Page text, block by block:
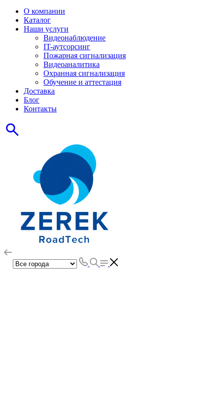
О компании
Каталог
Наши услуги
Видеонаблюдение
IT-аутсорсинг
Пожарная сигнализация
Видеоаналитика
Охранная сигнализация
Обучение и аттестация
Доставка
Блог
Контакты